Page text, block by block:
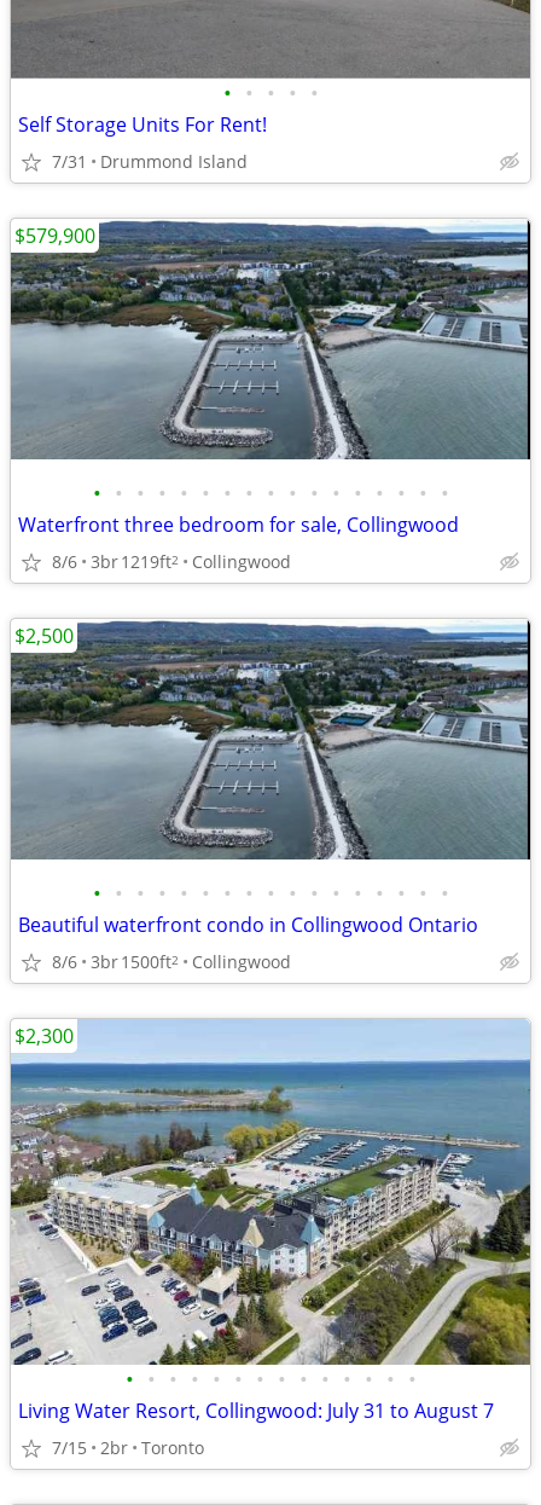
• • • • •
Self Storage Units For Rent!
7/31 Drummond Island
• • • • • • • • • • • • • • • • •
Waterfront three bedroom for sale, Collingwood
8/6 3br1219ft2 Collingwood
$579,900
• • • • • • • • • • • • • • • • •
Beautiful waterfront condo in Collingwood Ontario
8/6 3br1500ft2 Collingwood
$2,500
• • • • • • • • • • • • • •
Living Water Resort, Collingwood: July 31 to August 7
7/15 2br Toronto
$2,300